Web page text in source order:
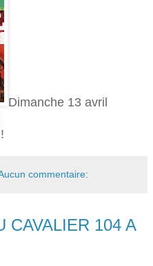
Dimanche 13 avril
commentaire:
CAVALIER 104 A